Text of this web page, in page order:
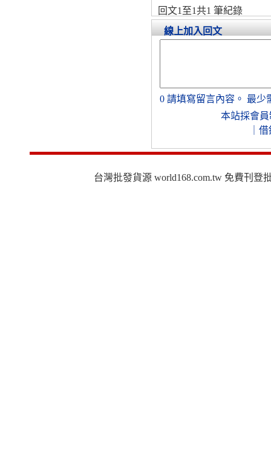
回文1至1共1 筆紀錄
線上加入回文
0 請填寫留言內容。 最少
本站採會員
借
台灣批發貨源 world168.com.tw 免費刊登